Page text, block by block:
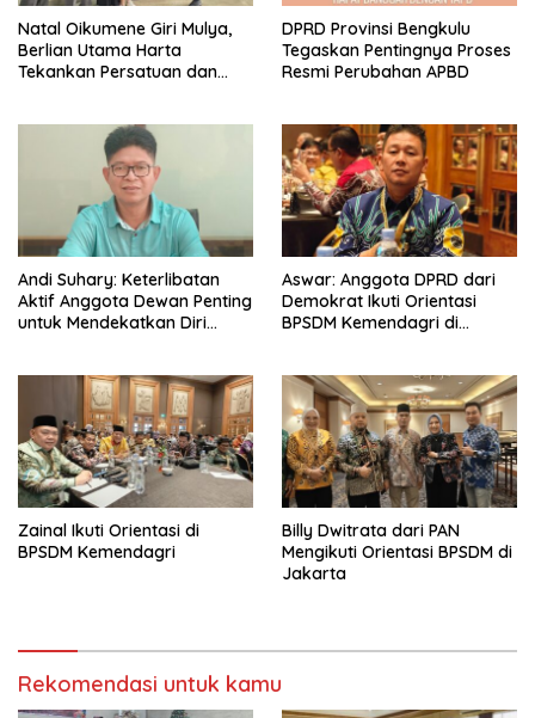
‎Natal Oikumene Giri Mulya,
Berlian Utama Harta
Tekankan Persatuan dan
DPRD Provinsi Bengkulu
Tegaskan Pentingnya Proses
Resmi Perubahan APBD
Andi Suhary: Keterlibatan
Aktif Anggota Dewan Penting
untuk Mendekatkan Diri
Aswar: Anggota DPRD dari
Demokrat Ikuti Orientasi
BPSDM Kemendagri di
Zainal Ikuti Orientasi di
BPSDM Kemendagri
Billy Dwitrata dari PAN
Mengikuti Orientasi BPSDM di
Jakarta
Rekomendasi untuk kamu